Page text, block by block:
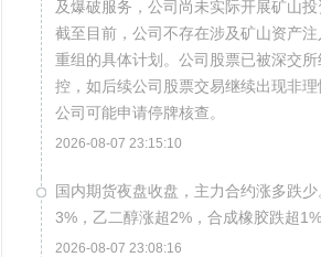
及爆破服务，公司尚未实际开展矿山投
截至目前，公司不存在涉及矿山资产
重组的具体计划。公司股票已被深交
控，如后续公司股票交易继续出现非理
公司可能申请停牌核查。
2026-08-07 23:15:10
国内期货夜盘收盘，主力合约涨多跌少
3%，乙二醇涨超2%，合成橡胶跌超1%
2026-08-07 23:08:16